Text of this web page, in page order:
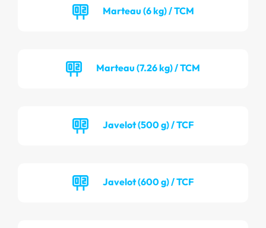
Marteau (6 kg) / TCM
Marteau (7.26 kg) / TCM
Javelot (500 g) / TCF
Javelot (600 g) / TCF